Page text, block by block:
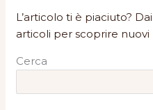
L’articolo ti è piaciuto?
articoli per scoprire
Cerca